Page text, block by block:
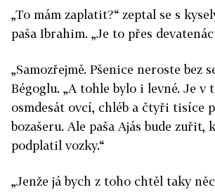
„To mám zaplatit?“ zeptal se s
paša Ibrahim. „Je to přes
„Samozřejmě. Pšenice neroste bez
Bégoglu. „A tohle bylo i levné. Je v
osmdesát ovcí, chléb a čtyři tisíce
bozašeru. Ale paša Ajás bude zuřit,
podplatil vozky.“
„Jenže já bych z toho chtěl taky